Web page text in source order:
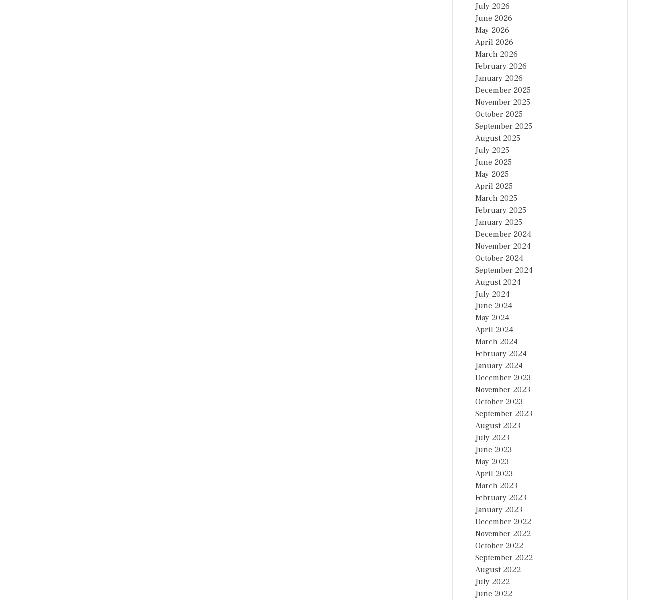
July 2026
June 2026
May 2026
April 2026
March 2026
February 2026
January 2026
December 2025
November 2025
October 2025
September 2025
August 2025
July 2025
June 2025
May 2025
April 2025
March 2025
February 2025
January 2025
December 2024
November 2024
October 2024
September 2024
August 2024
July 2024
June 2024
May 2024
April 2024
March 2024
February 2024
January 2024
December 2023
November 2023
October 2023
September 2023
August 2023
July 2023
June 2023
May 2023
April 2023
March 2023
February 2023
January 2023
December 2022
November 2022
October 2022
September 2022
August 2022
July 2022
June 2022